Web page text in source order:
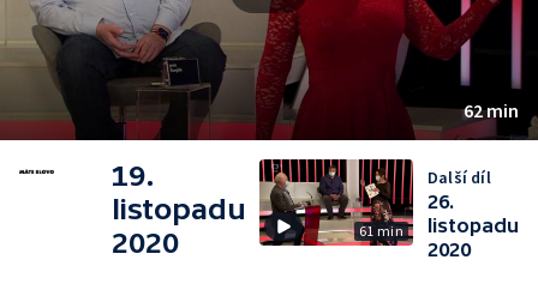
62 min
19.
listopadu
2020
61 min
Další díl
26.
listopadu
2020